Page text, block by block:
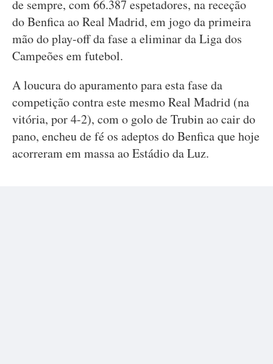
de sempre, com 66.387 espetadores, na receção
do Benfica ao Real Madrid, em jogo da primeira
mão do play-off da fase a eliminar da Liga dos
Campeões em futebol.
A loucura do apuramento para esta fase da
competição contra este mesmo Real Madrid (na
vitória, por 4-2), com o golo de Trubin ao cair do
pano, encheu de fé os adeptos do Benfica que hoje
acorreram em massa ao Estádio da Luz.